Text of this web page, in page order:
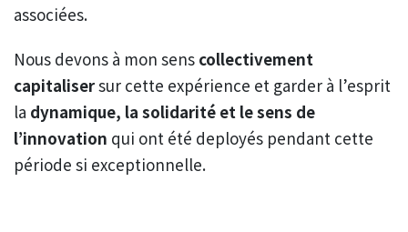
associées.
Nous devons à mon sens collectivement
capitalisersur cette expérience et garder à l’esprit
la dynamique, la solidarité et le sens de
l’innovation qui ont été deployés pendant cette
période si exceptionnelle.